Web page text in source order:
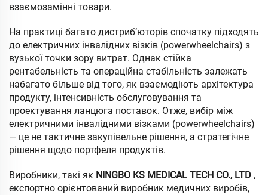
взаємозамінні товари.
На практиці багато дистриб’юторів спочатку підходять
до електричних інвалідних візків (powerwheelchairs) з
вузької точки зору витрат. Однак стійка
рентабельність та операційна стабільність залежать
набагато більше від того, як взаємодіють архітектура
продукту, інтенсивність обслуговування та
проектування ланцюга поставок. Отже, вибір між
електричними інвалідними візками (powerwheelchairs)
— це не тактичне закупівельне рішення, а стратегічне
рішення щодо портфеля продуктів.
Виробники, такі як NINGBO KS MEDICAL TECH CO., LTD ,
експортно орієнтований виробник медичних виробів,